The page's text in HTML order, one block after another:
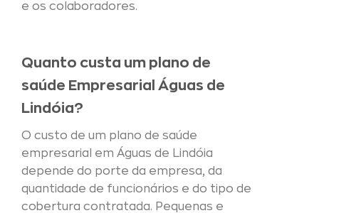
e os colaboradores.
Quanto custa um plano de
saúde Empresarial Águas de
Lindóia?
O custo de um plano de saúde
empresarial em Águas de Lindóia
depende do porte da empresa, da
quantidade de funcionários e do tipo de
cobertura contratada. Pequenas e